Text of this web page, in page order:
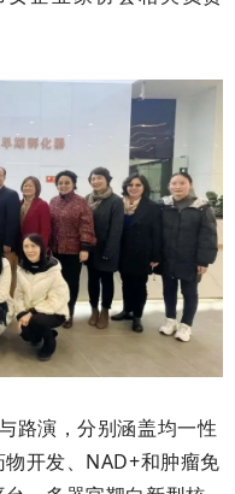
路演，分别涵盖均一性
开发、NAD+和肿瘤免